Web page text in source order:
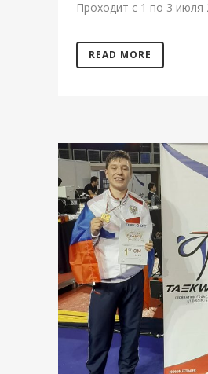
Проходит с 1 по 3 июля
READ MORE